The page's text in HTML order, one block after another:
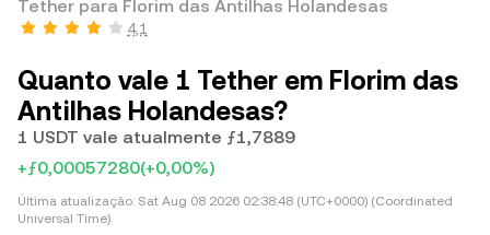
Tether para Florim das Antilhas Holandesas
4,1
Quanto vale 1 Tether em Florim das
Antilhas Holandesas?
1 USDT vale atualmente ƒ1,7889
+ƒ0,00057280(+0,00%)
Última atualização: Sat Aug 08 2026 02:38:48 (UTC+0000) (Coordinated
Universal Time)